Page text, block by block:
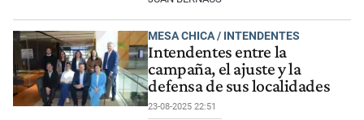
MESA CHICA / INTENDENTES
Intendentes entre la
campaña, el ajuste y la
defensa de sus localidades
23-08-2025 22:51